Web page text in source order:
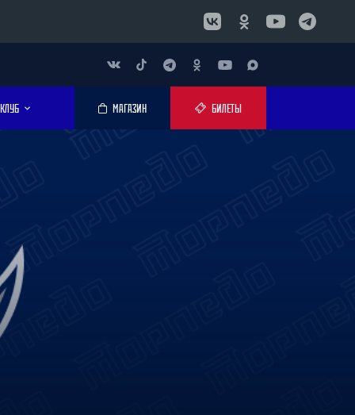
КЛУБ МАГАЗИН БИЛЕТЫ